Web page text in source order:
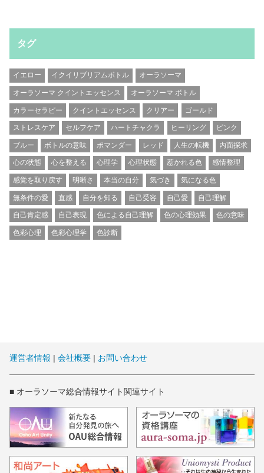
タグ
イエロー イクイリブリアムボトル オーラソーマ
オーラソーマ クイントエッセンス オーラソーマ ボトル
カラーセラピー クイントエッセンス クリアー ゴールド
ストレスケア セルフケア ハートチャクラ ヒーリング ピンク
ブルー ボトルの意味 ポマンダー レッド 人生の転機 内面探求
心の状態 心を整える 心理学 心理状態 惹かれる色 感情整理
感覚を取り戻す 明晰さ 本当の自分 気づき 気になる色
無条件の愛 直感 自分を知る 自己受容 自己愛 自己理解
自己肯定感 自己表現 色による自己理解 色の心理効果 色の意味
色彩心理 色彩心理学 色診断
運営者情報 | 会社概要 | お問い合わせ
■ オーラソーマ総合情報サイト関連サイト